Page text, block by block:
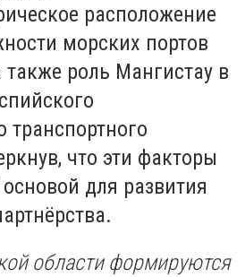
расположение
морских портов
также роль Мангистау в
транспортного
что эти факторы
для развития
области формируются